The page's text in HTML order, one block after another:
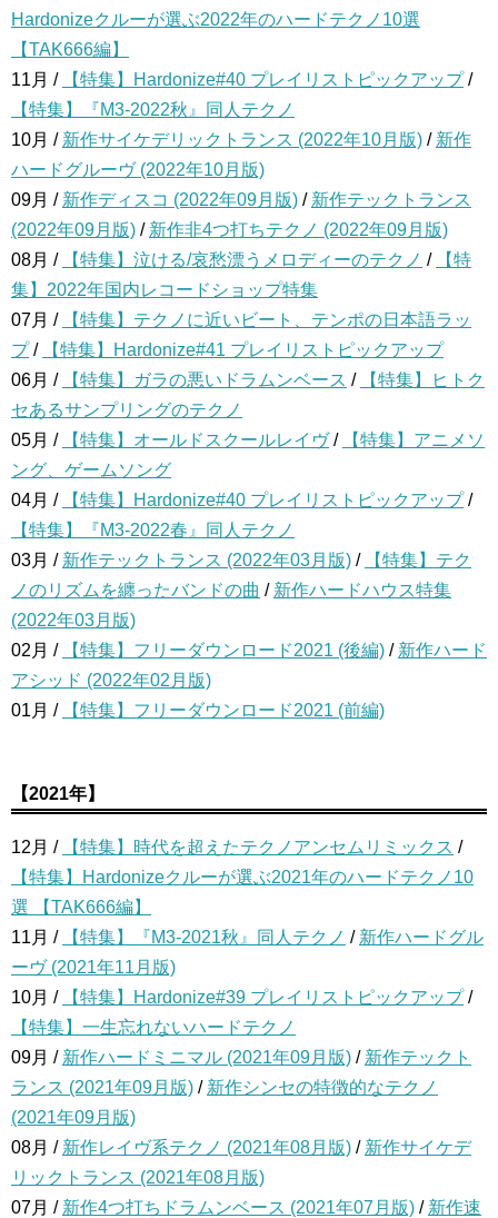
Hardonizeクルーが選ぶ2022年のハードテクノ10選
【TAK666編】
11月 /
【特集】Hardonize#40 プレイリストピックアップ/
【特集】『M3-2022秋』同人テクノ
10月 / 新作サイケデリックトランス (2022年10月版) / 新作
ハードグルーヴ (2022年10月版)
09月 / 新作ディスコ (2022年09月版) / 新作テックトランス
(2022年09月版) / 新作非4つ打ちテクノ (2022年09月版)
08月 /
【特集】泣ける/哀愁漂うメロディーのテクノ /
【特
集】2022年国内レコードショップ特集
07月 /
【特集】テクノに近いビート、テンポの日本語ラッ
プ/
【特集】Hardonize#41 プレイリストピックアップ
06月 /
【特集】ガラの悪いドラムンベース /
【特集】ヒトク
セあるサンプリングのテクノ
05月 /
【特集】オールドスクールレイヴ/
【特集】アニメソ
ング、ゲームソング
04月 /
【特集】Hardonize#40 プレイリストピックアップ/
【特集】『M3-2022春』同人テクノ
03月 / 新作テックトランス (2022年03月版) /
【特集】テク
ノのリズムを纏ったバンドの曲 / 新作ハードハウス特集
(2022年03月版)
02月 /
【特集】フリーダウンロード2021 (後編) / 新作ハード
アシッド (2022年02月版)
01月 /
【特集】フリーダウンロード2021 (前編)
【2021年】
12月 / 【特集】時代を超えたテクノアンセムリミックス /
【特集】Hardonizeクルーが選ぶ2021年のハードテクノ10
選 【TAK666編】
11月 /
【特集】『M3-2021秋』同人テクノ / 新作ハードグル
ーヴ (2021年11月版)
10月 /
【特集】Hardonize#39 プレイリストピックアップ/
【特集】一生忘れないハードテクノ
09月 / 新作ハードミニマル (2021年09月版) / 新作テックト
ランス (2021年09月版) / 新作シンセの特徴的なテクノ
(2021年09月版)
08月 / 新作レイヴ系テクノ (2021年08月版) / 新作サイケデ
リックトランス (2021年08月版)
07月 / 新作4つ打ちドラムンベース (2021年07月版) / 新作速